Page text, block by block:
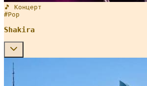
🎵 Концерт
#Pop
Shakira